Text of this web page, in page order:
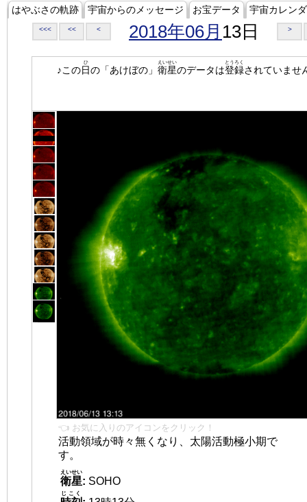
はやぶさの軌跡 宇宙からのメッセージ お宝データ 宇宙カレン
<<< << < 2018年06月 13日 >
♪この日
ひ
の「あけぼの」 衛星
えいせい
のデータは登録
とうろく
されていませ
👈 お気に入りのアイコンをクリック！
活動領域が時々無くなり、太陽活動極小期で
す。
衛星
えいせい
: SOHO
じこく